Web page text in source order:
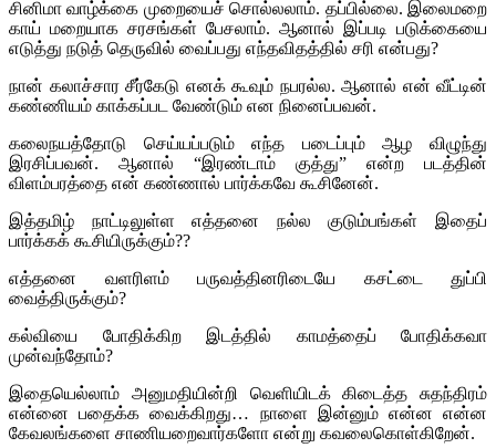
சினிமா வாழ்க்கை முறையைச் சொல்லலாம். தப்பில்லை. இலைமறை
காய் மறையாக சரசங்கள் பேசலாம். ஆனால் இப்படி படுக்கையை
எடுத்து நடுத் தெருவில் வைப்பது எந்தவிதத்தில் சரி என்பது?
நான் கலாச்சார சீர்கேடு எனக் கூவும் நபரல்ல. ஆனால் என் வீட்டின்
கண்ணியம் காக்கப்பட வேண்டும் என நினைப்பவன்.
கலைநயத்தோடு செய்யப்படும் எந்த படைப்பும் ஆழ விழுந்து
இரசிப்பவன். ஆனால் “இரண்டாம் குத்து” என்ற படத்தின்
விளம்பரத்தை என் கண்ணால் பார்க்கவே கூசினேன்.
இத்தமிழ் நாட்டிலுள்ள எத்தனை நல்ல குடும்பங்கள் இதைப்
பார்க்கக் கூசியிருக்கும்??
எத்தனை வளரிளம் பருவத்தினரிடையே கசட்டை துப்பி
வைத்திருக்கும்?
கல்வியை போதிக்கிற இடத்தில் காமத்தைப் போதிக்கவா
முன்வந்தோம்?
இதையெல்லாம் அனுமதியின்றி வெளியிடக் கிடைத்த சுதந்திரம்
என்னை பதைக்க வைக்கிறது… நாளை இன்னும் என்ன என்ன
கேவலங்களை சாணியறைவார்களோ என்று கவலைகொள்கிறேன்.